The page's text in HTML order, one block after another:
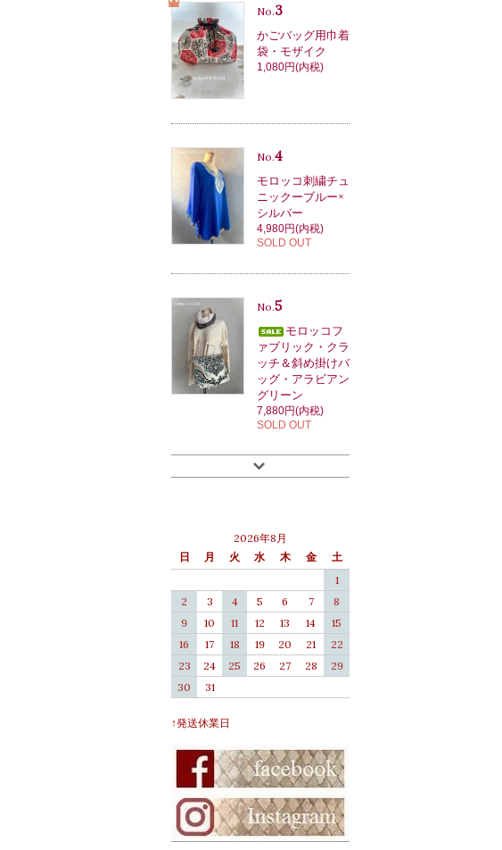
No.3
かごバッグ用巾着
袋・モザイク
1,080円(内税)
No.4
モロッコ刺繍チュ
ニックーブルー×
シルバー
4,980円(内税)
SOLD OUT
No.5
モロッコフ
ァブリック・クラ
ッチ＆斜め掛けバ
ッグ・アラビアン
グリーン
7,880円(内税)
SOLD OUT
2026年8月
日
月 火 水 木 金
土
1
2
3 4 5 6 7
8
9
10 11 12 13 14
15
16
17 18 19 20 21
22
23
24 25 26 27 28
29
30
31
↑発送休業日